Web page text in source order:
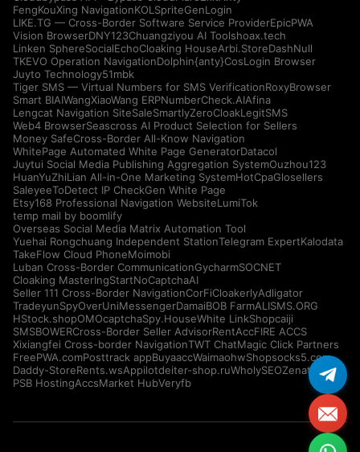
FengKouXing NavigationKOLSpriteGenLogin
LIKE.TG — Cross-Border Software Service ProviderEpicPWA
Vision BrowserDNY123Chuangziyou AI Toolshoax.tech
Linken SphereSocialEchoCloaking HouseArbi.StoreDashNull
TKEVO Operation NavigationDolphin{anty}CosLogin Browser
Juyto Technology51mbk
Tiger SMS — Virtual Numbers for SMS VerificationRoxyBrowser
Smart BIAIWangXiaoWang ERPNumberCheck.AIAfina
Lengcat Navigation SiteSaleSmartlyZeroCloakLegitSMS
Web4 BrowserSeascross AI Product Selection for Sellers
Money SafeCross-Border All-Know Navigation
WhitePage Automated White Page GeneratorDatacol
Juytui Social Media Publishing Aggregation SystemOuzhou123
HuanYuZhiLian All-in-One Marketing SystemHotCpaGlosellers
SaleyeeToDetect IP CheckGen White Page
Etsy168 Professional Navigation WebsiteLumiTok
temp mail by boomlify
Overseas Social Media Matrix Automation Tool
Yuehai Rongchuang Independent StationTelegram ExpertKalodata
TakeFlow Cloud PhoneMoimobi
Luban Cross-Border CommunicationGycharmSOCNET
Cloaking MasterIngStartNoCaptchaAI
Seller 111 Cross-Border NavigationCorFiCloakerlyAdligator
TradeyunSpyOverUniMessengerDamaiBOB FarmALISMS.ORG
HStock.shopOMOcaptchaSpy.HouseWhite LinkShopcaiji
SMSBOWERCross-Border Seller AdvisorRentAccFIRE ACCS
Xixiangfei Cross-border NavigationTWT ChatMagic Click Partners
FreePWA.comPosttrack appBuyaaccWaimaohwShopsocks5.com
Daddy-StoreRents.wsAppilotdeiter-shop.ruWholySEOZenattica
PSB HostingAccsMarket HubVeryfb